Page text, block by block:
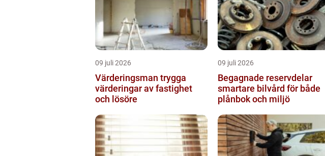
09 juli 2026
Värderingsman trygga
värderingar av fastighet
och lösöre
09 juli 2026
Begagnade reservdelar
smartare bilvård för både
plånbok och miljö